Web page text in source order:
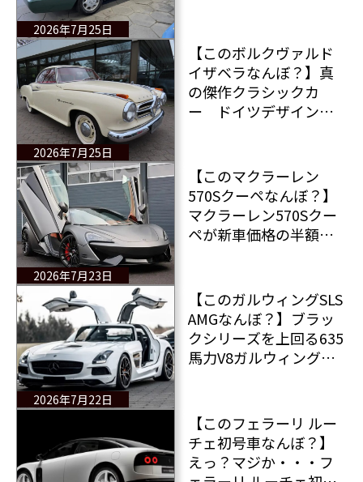
2026年7月25日
距離？たった16万kmで
す（笑）
2026年7月25日
【このボルクヴァルド
イザベラなんぼ？】真
の傑作クラシックカ
ー ドイツデザインの
ベラTSクーペ」販売
中！
2026年7月23日
【このマクラーレン
570Sクーペなんぼ？】
マクラーレン570Sクー
ペが新車価格の半額で
2026年7月22日
【このガルウィングSLS
AMGなんぼ？】ブラッ
クシリーズを上回る635
馬力V8ガルウィングの
【このフェラーリ ルー
チェ初号車なんぼ？】
えっ？マジか・・・フ